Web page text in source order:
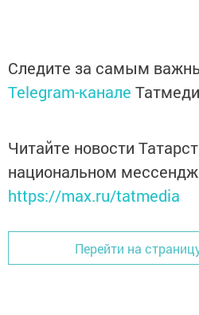
Следите за самым
Telegram-канале
Читайте новости
национальном
https://max.ru/tatmedia
Перейти на